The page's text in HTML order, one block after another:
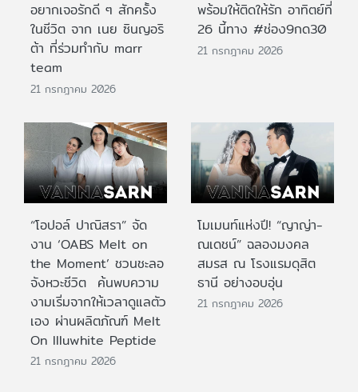
อยากเจอรักดี ๆ สักครั้ง
ในชีวิต จาก เนย ซินญอริ
ต้า ที่ร่วมทำกับ marr
team
21 กรกฎาคม 2026
พร้อมให้ติดให้รัก อาทิตย์ที่
26 นี้ทาง #ช่อง9กด30
21 กรกฎาคม 2026
“โอปอล์ ปาณิสรา” จัด
งาน ‘OABS Melt on
the Moment’ ชวนชะลอ
จังหวะชีวิต ค้นพบความ
งามเริ่มจากให้เวลาดูแลตัว
เอง ผ่านผลิตภัณฑ์ Melt
On Illuwhite Peptide
21 กรกฎาคม 2026
โมเมนท์แห่งปี! “ญาญ่า-
ณเดชน์” ฉลองมงคล
สมรส ณ โรงแรมดุสิต
ธานี อย่างอบอุ่น
21 กรกฎาคม 2026